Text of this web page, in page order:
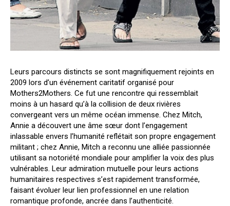
Leurs parcours distincts se sont magnifiquement rejoints en
2009 lors d’un événement caritatif organisé pour
Mothers2Mothers. Ce fut une rencontre qui ressemblait
moins à un hasard qu’à la collision de deux rivières
convergeant vers un même océan immense. Chez Mitch,
Annie a découvert une âme sœur dont l’engagement
inlassable envers l’humanité reflétait son propre engagement
militant ; chez Annie, Mitch a reconnu une alliée passionnée
utilisant sa notoriété mondiale pour amplifier la voix des plus
vulnérables. Leur admiration mutuelle pour leurs actions
humanitaires respectives s’est rapidement transformée,
faisant évoluer leur lien professionnel en une relation
romantique profonde, ancrée dans l’authenticité.